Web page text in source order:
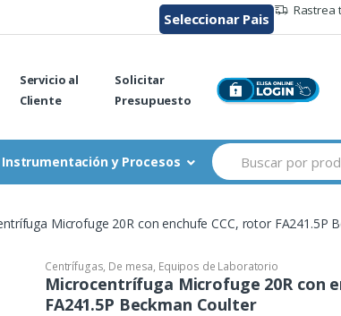
Rastrea
Seleccionar Pais
Servicio al
Cliente
Solicitar
Presupuesto
Instrumentación y Procesos
Buscar:
Microfuge 20R con enchufe CCC, rotor FA241.5P
Centrífugas, De mesa, Equipos de Laboratorio
Microcentrífuga Microfuge 20R con
FA241.5P Beckman Coulter